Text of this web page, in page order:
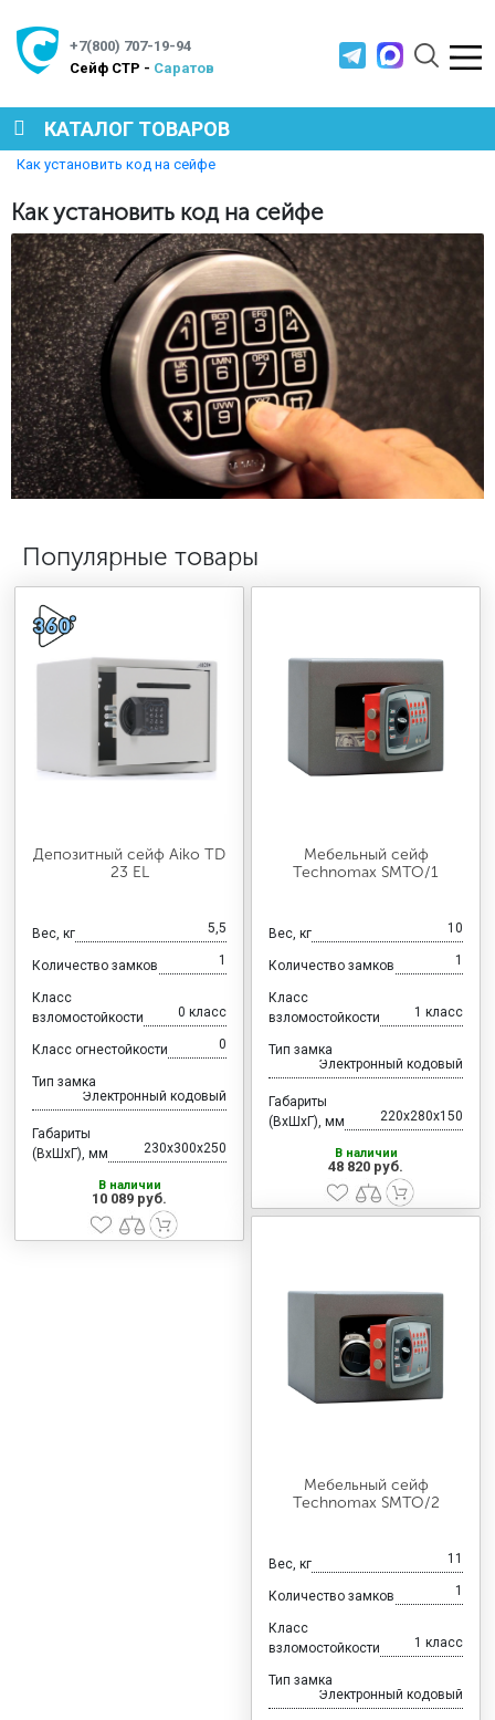
+7(800) 707-19-94
Cейф СТР - Саратов
КАТАЛОГ ТОВАРОВ
МЕТАЛЛИЧЕСКАЯ МЕБЕЛЬ
МЕТАЛЛИЧЕСКИЕ СТЕЛЛАЖИ
ПРОИЗВОДСТВЕННАЯ МЕБЕЛЬ
МЕДИЦИНСКАЯ МЕБЕЛЬ
ОФИСНАЯ МЕБЕЛЬ
МЕБЕЛЬ ДЛЯ ДОМА
Главная
Полезная информация
Как установить код на сейфе
Как установить код на сейфе
Популярные товары
Депозитный сейф Aiko TD
23 EL
Вес, кг 5,5
Количество замков 1
Класс
взломостойкости
0 класс
Класс огнестойкости 0
Тип замка
Электронный кодовый
Габариты
(ВхШхГ), мм
230x300x250
В наличии
10 089 руб.
Мебельный сейф
Technomax SMTO/1
Вес, кг 10
Количество замков 1
Класс
взломостойкости
1 класс
Тип замка
Электронный кодовый
Габариты
(ВхШхГ), мм
220x280x150
В наличии
48 820 руб.
Мебельный сейф
Technomax SMTO/2
Вес, кг 11
Количество замков 1
Класс
взломостойкости
1 класс
Тип замка
Электронный кодовый